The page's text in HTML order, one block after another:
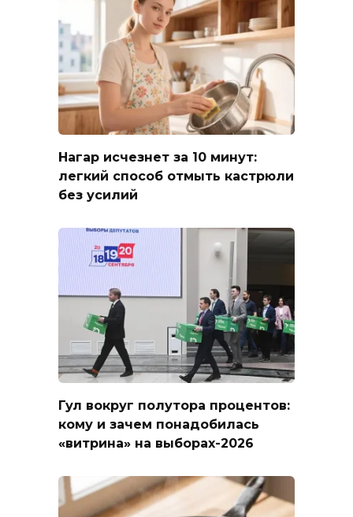
Нагар исчезнет за 10 минут:
легкий способ отмыть кастрюли
без усилий
Гул вокруг полутора процентов:
кому и зачем понадобилась
«витрина» на выборах-2026